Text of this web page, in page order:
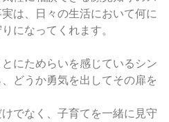
は、日々の生活において何に
になってくれます。
にためらいを感じているシン
どうか勇気を出してその扉を
でなく、子育てを一緒に見守